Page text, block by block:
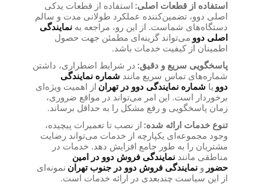
استفاده از قطعات اصلی: استفاده از قطعات یدکی
اصلی دوو، تضمین‌کننده عملکرد طولانی مدت و سالم
دستگاه‌های شماست. از این رو، مراجعه به نمایندگی
اصلی دوو می‌تواند گزینه‌ای مطمئن جهت حصول
اطمینان از کیفیت خدمات باشد.
پاسخگویی سریع و دقیق: در شرایط اضطراری، داشتن
شماره‌های تماس سریع مانند شماره نمایندگی
دوو یا شماره نمایندگی دوو در تهران از اهمیت ویژه‌ای
برخوردار است. این امر می‌تواند در مواقع ضروری،
زمان پاسخگویی و رفع مشکل را به حداقل برساند.
تنوع خدمات ارائه شده: از نصب تا تعمیرات پیچیده،
وجود مجموعه‌ای یکپارچه از خدمات می‌تواند رضایت
مشتریان را به طور جامع افزایش دهد. خدمات در
مناطقی مانند نمایندگی فروش دوو در امین
حضور و نمایندگی فروش دوو در جنوب تهران نمونه‌ای
از این سیاست چندبعدی در ارائه خدمات است.